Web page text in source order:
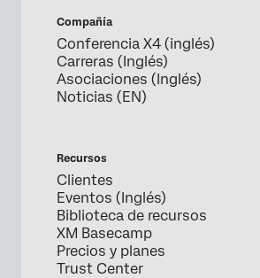
Compañía
Conferencia X4 (inglés)
Carreras (Inglés)
Asociaciones (Inglés)
Noticias (EN)
Recursos
Clientes
Eventos (Inglés)
Biblioteca de recursos
XM Basecamp
Precios y planes
Trust Center